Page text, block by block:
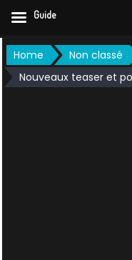
Skip
to
content
Home
Non classé
Nouveaux teaser et
Guide